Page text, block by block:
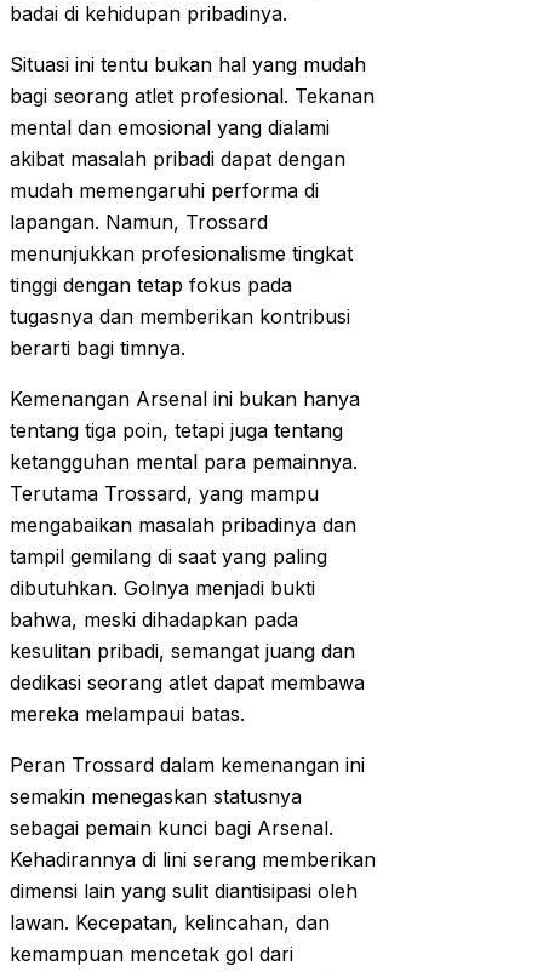
badai di kehidupan pribadinya.
Situasi ini tentu bukan hal yang mudah
bagi seorang atlet profesional. Tekanan
mental dan emosional yang dialami
akibat masalah pribadi dapat dengan
mudah memengaruhi performa di
lapangan. Namun, Trossard
menunjukkan profesionalisme tingkat
tinggi dengan tetap fokus pada
tugasnya dan memberikan kontribusi
berarti bagi timnya.
Kemenangan Arsenal ini bukan hanya
tentang tiga poin, tetapi juga tentang
ketangguhan mental para pemainnya.
Terutama Trossard, yang mampu
mengabaikan masalah pribadinya dan
tampil gemilang di saat yang paling
dibutuhkan. Golnya menjadi bukti
bahwa, meski dihadapkan pada
kesulitan pribadi, semangat juang dan
dedikasi seorang atlet dapat membawa
mereka melampaui batas.
Peran Trossard dalam kemenangan ini
semakin menegaskan statusnya
sebagai pemain kunci bagi Arsenal.
Kehadirannya di lini serang memberikan
dimensi lain yang sulit diantisipasi oleh
lawan. Kecepatan, kelincahan, dan
kemampuan mencetak gol dari